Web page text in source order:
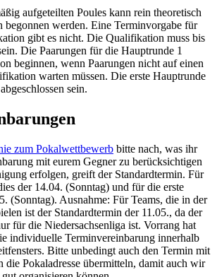
aufgeteilten Poules kann rein theoretisch
begonnen werden. Eine Terminvorgabe für
gibt es nicht. Die Qualifikation muss bis
Die Paarungen für die Hauptrunde 1
beginnen, wenn Paarungen nicht auf einen
warten müssen. Die erste Hauptrunde
sein.
zum Pokalwettbewerb bitte nach, was ihr
mit eurem Gegner zu berücksichtigen
erfolgen, greift der Standardtermin. Für
der 14.04. (Sonntag) und für die erste
(Sonntag). Ausnahme: Für Teams, die in der
ist der Standardtermin der 11.05., da der
für die Niedersachsenliga ist. Vorrang hat
individuelle Terminvereinbarung innerhalb
Bitte unbedingt auch den Termin mit
die Pokaladresse übermitteln, damit auch wir